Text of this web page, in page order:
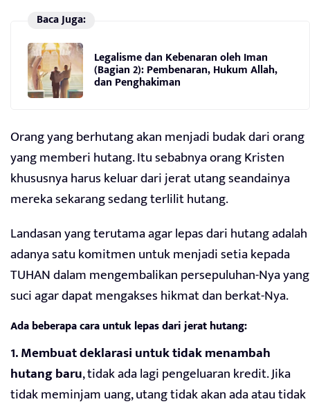
Baca Juga:
Legalisme dan Kebenaran oleh Iman
(Bagian 2): Pembenaran, Hukum Allah,
dan Penghakiman
Orang yang berhutang akan menjadi budak dari orang
yang memberi hutang. Itu sebabnya orang Kristen
khususnya harus keluar dari jerat utang seandainya
mereka sekarang sedang terlilit hutang.
Landasan yang terutama agar lepas dari hutang adalah
adanya satu komitmen untuk menjadi setia kepada
TUHAN dalam mengembalikan persepuluhan-Nya yang
suci agar dapat mengakses hikmat dan berkat-Nya.
Ada beberapa cara untuk lepas dari jerat hutang:
1. Membuat deklarasi untuk tidak menambah
hutang baru, tidak ada lagi pengeluaran kredit. Jika
tidak meminjam uang, utang tidak akan ada atau tidak